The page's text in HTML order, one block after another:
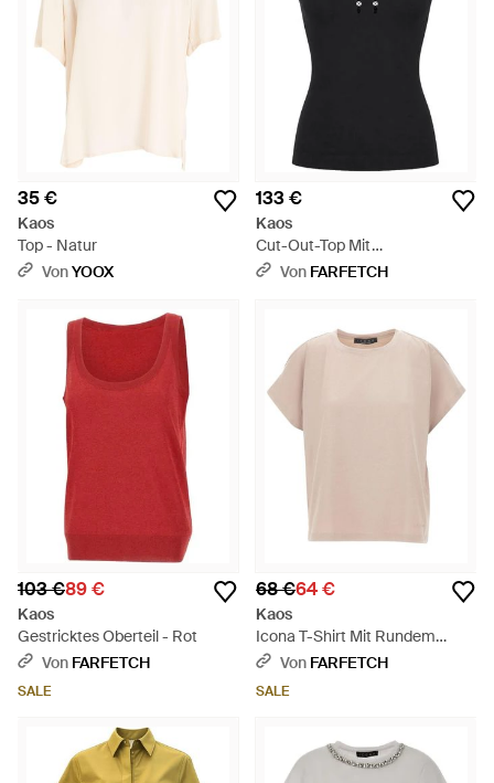
35 €
Kaos
Top - Natur
VonYOOX
133 €
Kaos
Cut-Out-Top Mit
Nietenverzierung - Schwarz
Von FARFETCH
103 €89 €
Kaos
Gestricktes Oberteil - Rot
Von FARFETCH
SALE
68 €64 €
Kaos
Icona T-Shirt Mit Rundem
Ausschnitt - Natur
Von FARFETCH
SALE